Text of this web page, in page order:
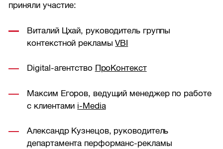
приняли участие:
Виталий Цхай, руководитель группы
контекстной рекламыVBI
Digital-агентство ПроКонтекст
Максим Егоров, ведущий менеджер по работе
с клиентами i-Media
Александр Кузнецов, руководитель
департамента перформанс-рекламы